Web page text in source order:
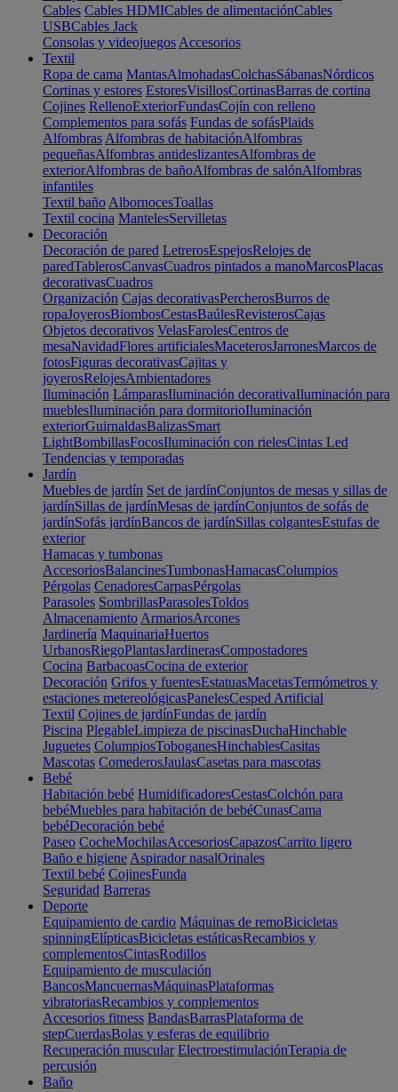
Cables Cables HDMICables de alimentaciónCables
USBCables Jack
Consolas y videojuegos Accesorios
Textil
Ropa de cama MantasAlmohadasColchasSábanasNórdicos
Cortinas y estores EstoresVisillosCortinasBarras de cortina
Cojines RellenoExteriorFundasCojín con relleno
Complementos para sofás Fundas de sofásPlaids
Alfombras Alfombras de habitaciónAlfombras
pequeñasAlfombras antideslizantesAlfombras de
exteriorAlfombras de bañoAlfombras de salónAlfombras
infantiles
Textil baño AlbornocesToallas
Textil cocina MantelesServilletas
Decoración
Decoración de pared LetrerosEspejosRelojes de
paredTablerosCanvasCuadros pintados a manoMarcosPlacas
decorativasCuadros
Organización Cajas decorativasPercherosBurros de
ropaJoyerosBiombosCestasBaúlesRevisterosCajas
Objetos decorativos VelasFarolesCentros de
mesaNavidadFlores artificialesMaceterosJarronesMarcos de
fotosFiguras decorativasCajitas y
joyerosRelojesAmbientadores
Iluminación LámparasIluminación decorativaIluminación para
mueblesIluminación para dormitorioIluminación
exteriorGuirnaldasBalizasSmart
LightBombillasFocosIluminación con rielesCintas Led
Tendencias y temporadas
Jardín
Muebles de jardín Set de jardínConjuntos de mesas y sillas de
jardínSillas de jardínMesas de jardínConjuntos de sofás de
jardínSofás jardínBancos de jardínSillas colgantesEstufas de
exterior
Hamacas y tumbonas
AccesoriosBalancinesTumbonasHamacasColumpios
Pérgolas CenadoresCarpasPérgolas
Parasoles SombrillasParasolesToldos
Almacenamiento ArmariosArcones
Jardinería MaquinariaHuertos
UrbanosRiegoPlantasJardinerasCompostadores
Cocina BarbacoasCocina de exterior
Decoración Grifos y fuentesEstatuasMacetasTermómetros y
estaciones metereológicasPanelesCesped Artificial
Textil Cojines de jardínFundas de jardín
Piscina PlegableLimpieza de piscinasDuchaHinchable
Juguetes ColumpiosToboganesHinchablesCasitas
Mascotas ComederosJaulasCasetas para mascotas
Bebé
Habitación bebé HumidificadoresCestasColchón para
bebéMuebles para habitación de bebéCunasCama
bebéDecoración bebé
Paseo CocheMochilasAccesoriosCapazosCarrito ligero
Baño e higiene Aspirador nasalOrinales
Textil bebé CojinesFunda
Seguridad Barreras
Deporte
Equipamiento de cardio Máquinas de remoBicicletas
spinningElípticasBicicletas estáticasRecambios y
complementosCintasRodillos
Equipamiento de musculación
BancosMancuernasMáquinasPlataformas
vibratoriasRecambios y complementos
Accesorios fitness BandasBarrasPlataforma de
stepCuerdasBolas y esferas de equilibrio
Recuperación muscular ElectroestimulaciónTerapia de
percusión
Baño